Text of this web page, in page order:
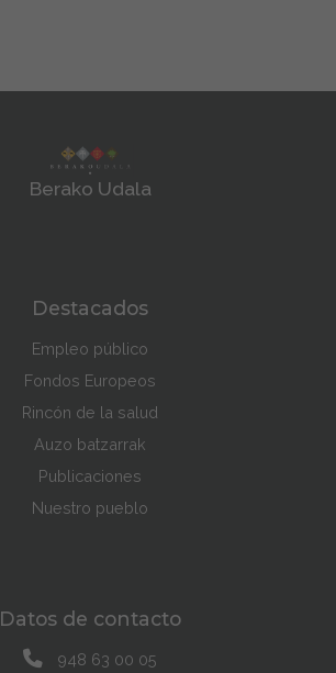
Berako Udala
Destacados
Empleo público
Fondos Europeos
Rincón de la salud
Auzo batzarrak
Publicaciones
Nuestro pueblo
Datos de contacto
948 63 00 05